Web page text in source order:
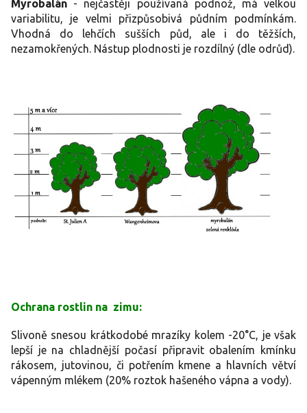
Myrobalán - nejčastěji používaná podnož, má velkou
variabilitu, je velmi přizpůsobivá půdním podmínkám.
Vhodná do lehčích sušších půd, ale i do těžších,
nezamokřených. Nástup plodnosti je rozdílný (dle odrůd).
Ochrana rostlin na zimu:
Slivoně snesou krátkodobé mrazíky kolem -20°C, je však
lepší je na chladnější počasí připravit obalením kmínku
rákosem, jutovinou, či potřením kmene a hlavních větví
vápenným mlékem (20% roztok hašeného vápna a vody).